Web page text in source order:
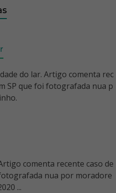
do lar. Artigo comenta rec
SP que foi fotografada nua p
comenta recente caso de
nua por moradore
...